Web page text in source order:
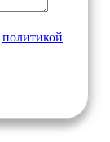
политикой